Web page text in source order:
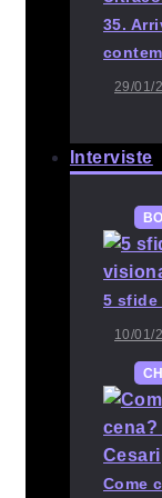
35.
29/01/
Interviste
5
10/01/
Come